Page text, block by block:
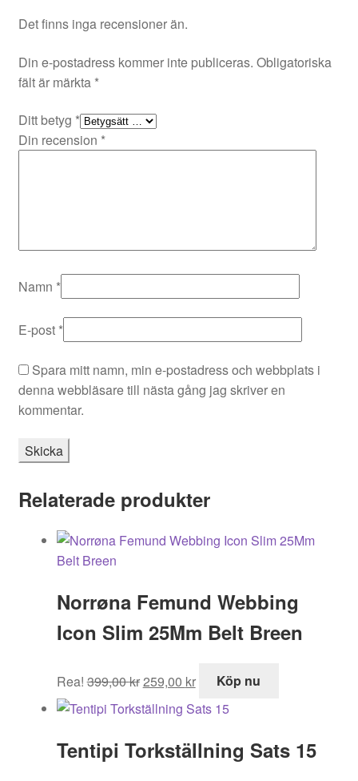
Det finns inga recensioner än.
Din e-postadress kommer inte publiceras. Obligatoriska
fält är märkta *
Ditt betyg *
Din recension *
Namn *
E-post *
Spara mitt namn, min e-postadress och webbplats i
denna webbläsare till nästa gång jag skriver en
kommentar.
Relaterade produkter
Norrøna Femund Webbing
Icon Slim 25Mm Belt Breen
Rea! 399,00kr
ursprungliga
priset
399,00 kr.
259,00 kr
nuvarande
priset
259,00 kr.
Köp nu
Tentipi Torkställning Sats 15